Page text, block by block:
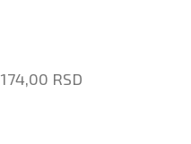
174,00 RSD